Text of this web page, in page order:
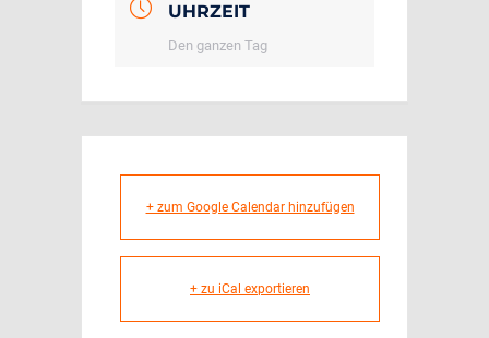
UHRZEIT
Den ganzen Tag
+ zum Google Calendar hinzufügen
+ zu iCal exportieren